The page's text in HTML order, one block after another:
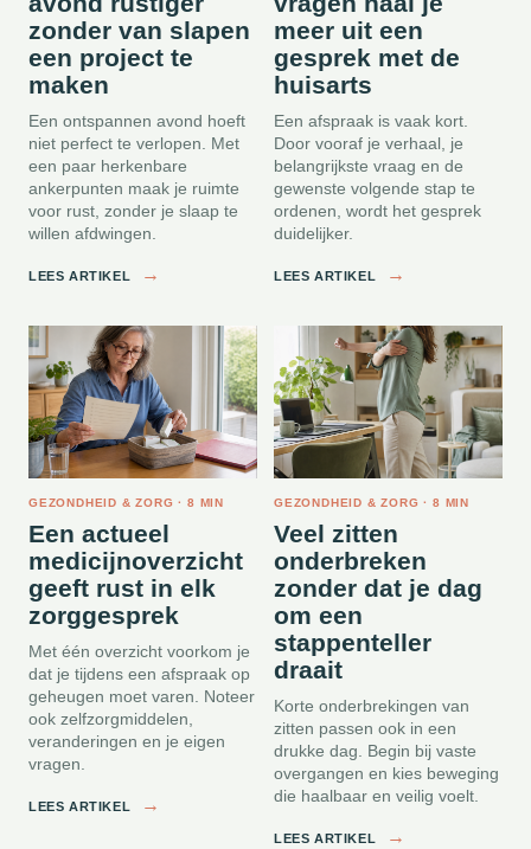
zonder van slapen
een project te
maken
Een ontspannen avond hoeft
niet perfect te verlopen. Met
een paar herkenbare
ankerpunten maak je ruimte
voor rust, zonder je slaap te
willen afdwingen.
LEES ARTIKEL →
meer uit een
gesprek met de
huisarts
Een afspraak is vaak kort.
Door vooraf je verhaal, je
belangrijkste vraag en de
gewenste volgende stap te
ordenen, wordt het gesprek
duidelijker.
LEES ARTIKEL →
GEZONDHEID & ZORG · 8 MIN
Een actueel
medicijnoverzicht
geeft rust in elk
zorggesprek
Met één overzicht voorkom je
dat je tijdens een afspraak op
geheugen moet varen. Noteer
ook zelfzorgmiddelen,
veranderingen en je eigen
vragen.
LEES ARTIKEL →
GEZONDHEID & ZORG · 8 MIN
Veel zitten
onderbreken
zonder dat je dag
om een
stappenteller
draait
Korte onderbrekingen van
zitten passen ook in een
drukke dag. Begin bij vaste
overgangen en kies beweging
die haalbaar en veilig voelt.
LEES ARTIKEL →